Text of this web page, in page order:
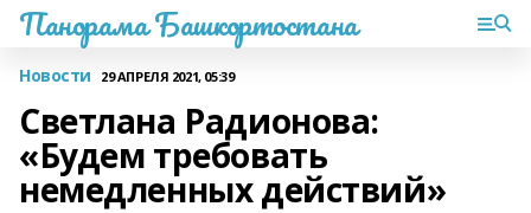
Панорама Башкортостана
Новости 29 АПРЕЛЯ 2021, 05:39
Светлана Радионова:
«Будем требовать
немедленных действий»